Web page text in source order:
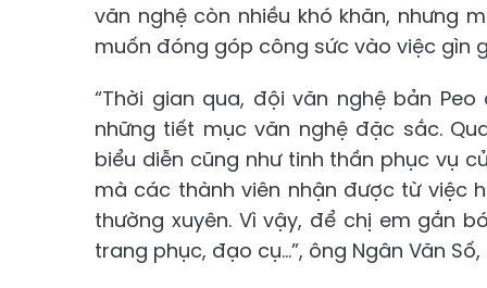
văn nghệ còn nhiều khó khăn, nhưng
muốn đóng góp công sức vào việc gìn
“Thời gian qua, đội văn nghệ bản
những tiết mục văn nghệ đặc sắc.
biểu diễn cũng như tinh thần phục vụ
mà các thành viên nhận được từ việc
thường xuyên. Vì vậy, để chị em gắn
trang phục, đạo cụ...”, ông Ngân Văn